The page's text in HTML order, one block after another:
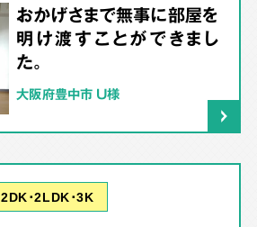
おかげさまで無事に部屋を
明け渡すことができまし
た。
大阪府豊中市 U様
2DK･2LDK･3K